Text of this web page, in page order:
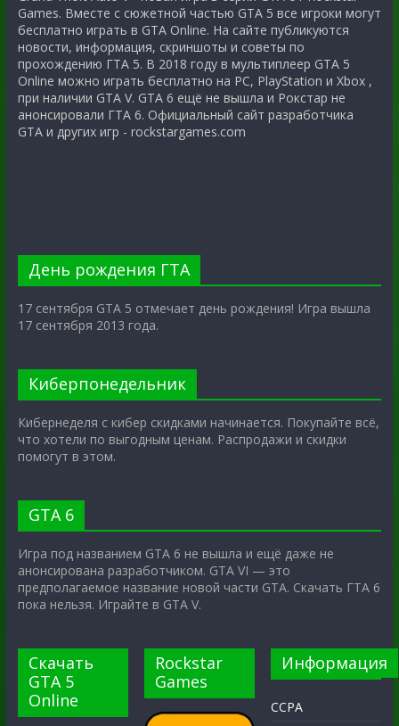
Games. Вместе с сюжетной частью GTA 5 все игроки могут
бесплатно играть в GTA Online. На сайте публикуются
новости, информация, скриншоты и советы по
прохождению ГТА 5. В 2018 году в мультиплеер GTA 5
Online можно играть бесплатно на PC, PlayStation и Xbox ,
при наличии GTA V. GTA 6 ещё не вышла и Рокстар не
анонсировали ГТА 6. Официальный сайт разработчика
GTA и других игр - rockstargames.com
День рождения ГТА
17 сентября GTA 5 отмечает день рождения! Игра вышла
17 сентября 2013 года.
Киберпонедельник
Кибернеделя с кибер скидками начинается. Покупайте всё,
что хотели по выгодным ценам. Распродажи и скидки
помогут в этом.
GTA 6
Игра под названием GTA 6 не вышла и ещё даже не
анонсирована разработчиком. GTA VI — это
предполагаемое название новой части GTA. Скачать ГТА 6
пока нельзя. Играйте в GTA V.
Скачать
GTA 5
Online
Rockstar
Games
Информация
CCPA